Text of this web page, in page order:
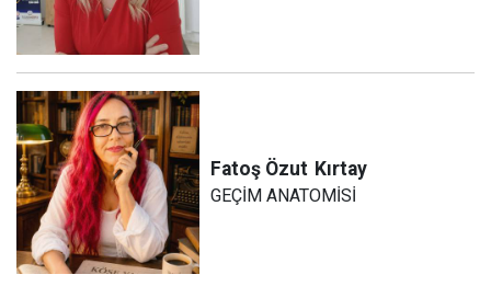
Fatoş Özut Kırtay
GEÇİM ANATOMİSİ